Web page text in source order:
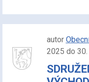
autor
2025 do